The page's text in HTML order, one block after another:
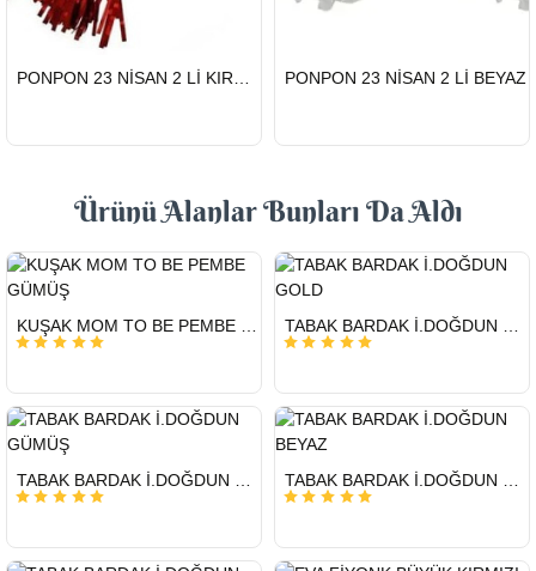
GÖNDERİ
GÖNDERİ
PONPON 23 NİSAN 2 Lİ BEYAZ
Ürünü Alanlar Bunları Da Aldı
GÖNDERİ
GÖNDERİ
GÖNDERİ
GÖNDERİ